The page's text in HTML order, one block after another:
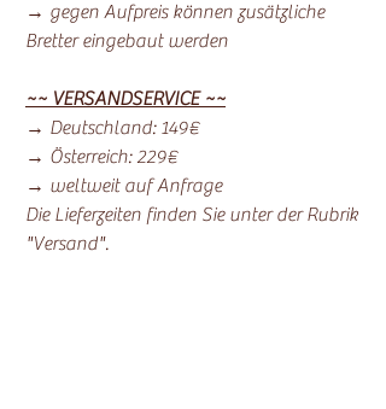
→ gegen Aufpreis können zusätzliche
Bretter eingebaut werden
~~ VERSANDSERVICE ~~
→ Deutschland: 149€
→ Österreich: 229€
→ weltweit auf Anfrage
Die Lieferzeiten finden Sie unter der Rubrik
"Versand".